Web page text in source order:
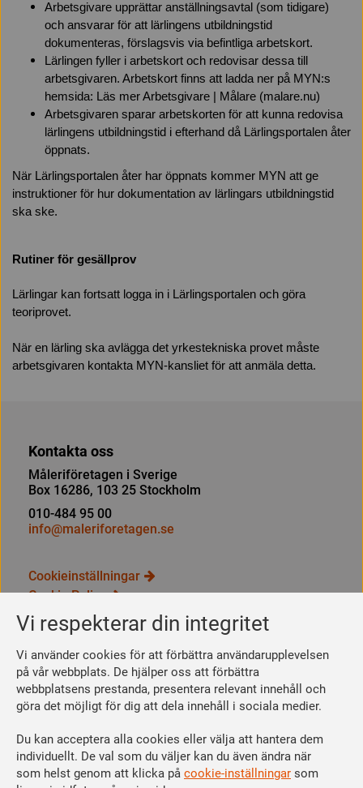
Vi respekterar din integritet
Vi använder cookies för att förbättra användarupplevelsen
på vår webbplats. De hjälper oss att förbättra
webbplatsens prestanda, presentera relevant innehåll och
göra det möjligt för dig att dela innehåll i sociala medier.
Du kan acceptera alla cookies eller välja att hantera dem
individuellt. De val som du väljer kan du även ändra när
som helst genom att klicka på cookie-inställningar som
Arbetsgivare upprättar anställningsavtal (som tidigare)
och ansvarar för att lärlingens utbildningstid
dokumenteras, förslagsvis via befintliga arbetskort.
Lärlingen fyller i arbetskort och redovisar dessa till
arbetsgivaren. Arbetskort finns att ladda ner på MYN:s
hemsida: Läs mer Arbetsgivare | Målare (malare.nu)
Arbetsgivaren sparar arbetskorten för att kunna redovisa
lärlingens utbildningstid i efterhand då Lärlingsportalen åter
öppnats.
När Lärlingsportalen åter har öppnats kommer MYN att ge
instruktioner för hur dokumentation av lärlingars utbildningstid
ska ske.
Rutiner för gesällprov
Lärlingar kan fortsatt logga in i Lärlingsportalen och göra
teoriprovet.
När en lärling ska avlägga det yrkestekniska provet måste
arbetsgivaren kontakta MYN-kansliet för att anmäla detta.
Kontakta oss
Måleriföretagen i Sverige
Box 16286, 103 25 Stockholm
010-484 95 00
info@maleriforetagen.se
Cookieinställningar
Cookie Policy
Integritetspolicy
Bli medlem
Så här blir du medlem
Se dina förmåner
Räkna ut din medlemsavgift
Följ oss
Facebook